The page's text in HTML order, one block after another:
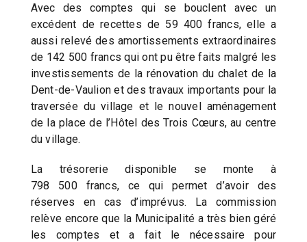
Avec des comptes qui se bouclent avec un
excédent de recettes de 59 400 francs, elle a
aussi relevé des amortissements extraordinaires
de 142 500 francs qui ont pu être faits malgré les
investissements de la rénovation du chalet de la
Dent-de-Vaulion et des travaux importants pour la
traversée du village et le nouvel aménagement
de la place de l’Hôtel des Trois Cœurs, au centre
du village.
La trésorerie disponible se monte à
798 500 francs, ce qui permet d’avoir des
réserves en cas d’imprévus. La commission
relève encore que la Municipalité a très bien géré
les comptes et a fait le nécessaire pour